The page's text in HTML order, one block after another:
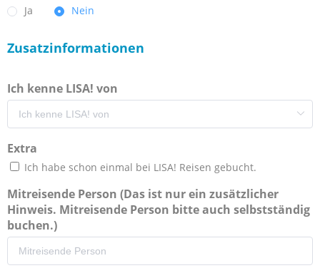
Ja Nein
Zusatzinformationen
Ich kenne LISA! von
Extra
Ich habe schon einmal bei LISA! Reisen gebucht.
Mitreisende Person (Das ist nur ein zusätzlicher
Hinweis. Mitreisende Person bitte auch selbstständig
buchen.)